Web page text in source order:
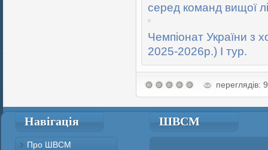
серед команд вищої
Чемпіонат України з
2025-2026р.) І тур.
переглядів:
Навігація
Про ШВСМ
ШВСМ